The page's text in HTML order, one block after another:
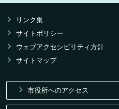
リンク集
サイトポリシー
ウェブアクセシビリティ方針
サイトマップ
市役所へのアクセス